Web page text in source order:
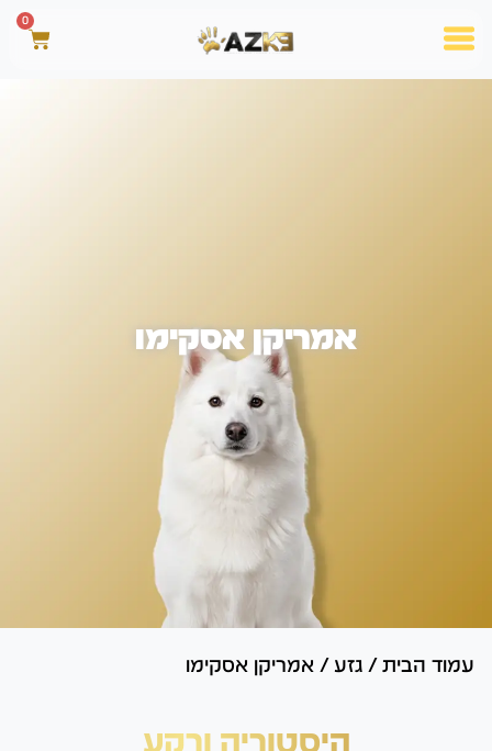
0
אמריקן אסקימו
עמוד הבית / גזע / אמריקן אסקימו
היסטוריה ורקע